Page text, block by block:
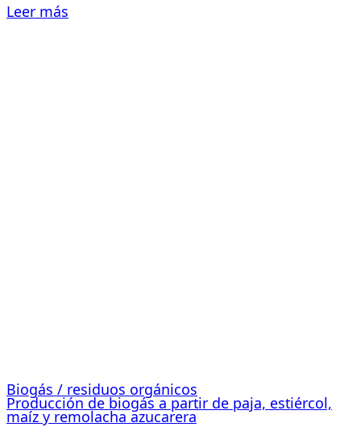
Leer más
Biogás / residuos orgánicos
Producción de biogás a partir de paja, estiércol,
maíz y remolacha azucarera